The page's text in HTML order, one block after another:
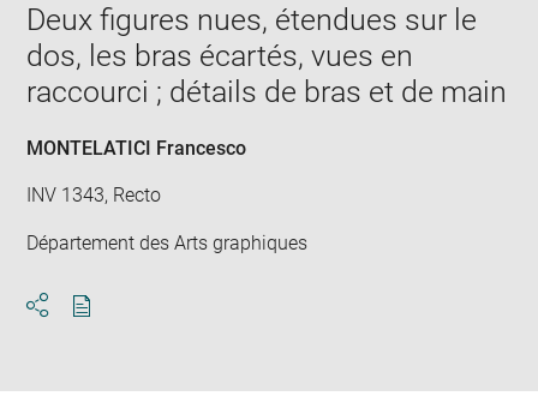
Deux figures nues, étendues sur le
dos, les bras écartés, vues en
raccourci ; détails de bras et de main
MONTELATICI Francesco
INV 1343, Recto
Département des Arts graphiques